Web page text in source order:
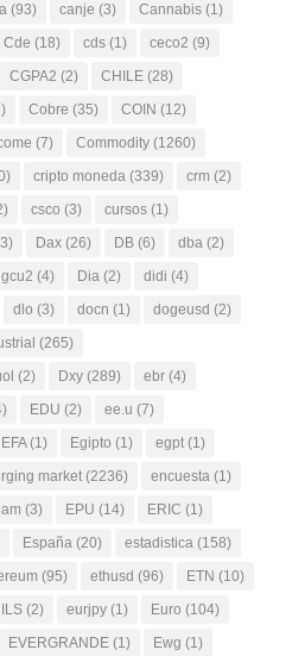
(93) canje (3) Cannabis (1)
Cde (18) cds (1) ceco2 (9)
CGPA2 (2) CHILE (28)
Cobre (35) COIN (12)
(7) Commodity (1260)
cripto moneda (339) crm (2)
csco (3) cursos (1)
Dax (26) DB (6) dba (2)
(4) Dia (2) didi (4)
dlo (3) docn (1) dogeusd (2)
(265)
(2) Dxy (289) ebr (4)
EDU (2) ee.u (7)
EFA(1) Egipto (1) egpt (1)
market (2236) encuesta (1)
(3) EPU (14) ERIC (1)
España (20) estadistica (158)
(95) ethusd (96) ETN (10)
(2) eurjpy (1) Euro (104)
EVERGRANDE (1) Ewg (1)